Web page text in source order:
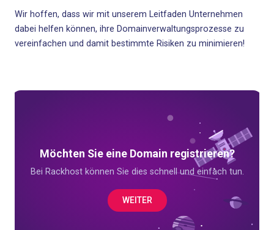
Wir hoffen, dass wir mit unserem Leitfaden Unternehmen
dabei helfen können, ihre Domainverwaltungsprozesse zu
vereinfachen und damit bestimmte Risiken zu minimieren!
Möchten Sie eine Domain registrieren?
Bei Rackhost können Sie dies schnell und einfach tun.
WEITER